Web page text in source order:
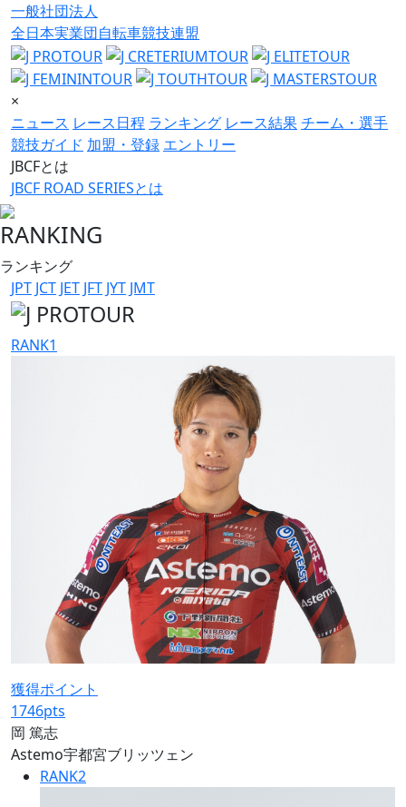
一般社団法人
全日本実業団自転車競技連盟
×
ニュース レース日程 ランキング レース結果チーム・選手
競技ガイド 加盟・登録 エントリー
JBCFとは
JBCF ROAD SERIESとは
RANKING
ランキング
JPT JCT JET JFT JYT JMT
RANK1
獲得ポイント
1746pts
岡 篤志
Astemo宇都宮ブリッツェン
RANK2